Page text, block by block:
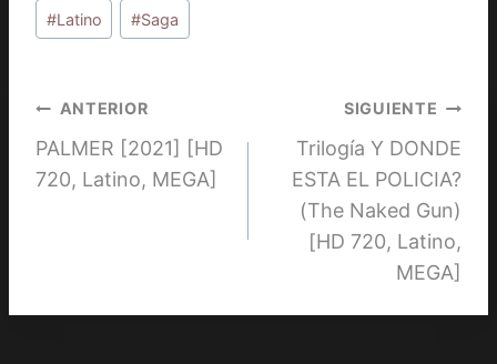
la#Latino #Saga
Navegación
de
ANTERIOR
PALMER [2021] [HD
720, Latino, MEGA]
SIGUIENTE
Trilogía Y DONDE
ESTA EL POLICIA?
(The Naked Gun)
[HD 720, Latino,
MEGA]